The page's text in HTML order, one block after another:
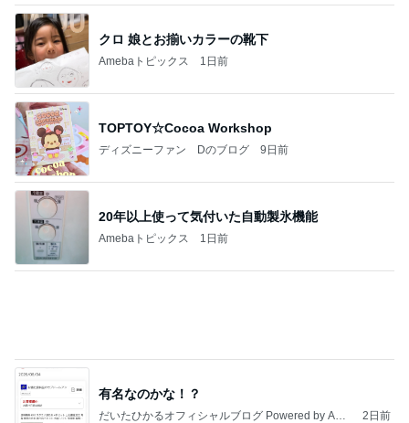
クロ 娘とお揃いカラーの靴下
Amebaトピックス 1日前
TOPTOY☆Cocoa Workshop
ディズニーファン Dのブログ 9日前
20年以上使って気付いた自動製氷機能
Amebaトピックス 1日前
有名なのかな！？
だいたひかるオフィシャルブログ Powered by Ame
2日前